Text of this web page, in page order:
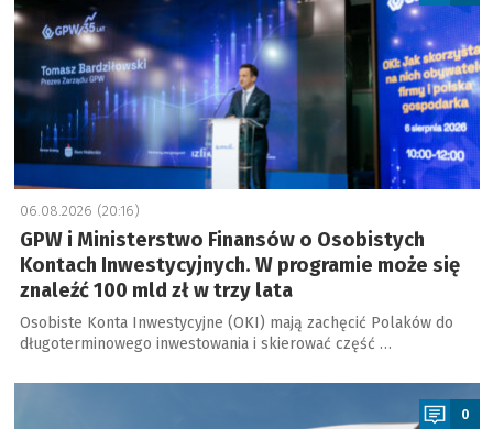
06.08.2026 (20:16)
GPW i Ministerstwo Finansów o Osobistych
Kontach Inwestycyjnych. W programie może się
znaleźć 100 mld zł w trzy lata
Osobiste Konta Inwestycyjne (OKI) mają zachęcić Polaków do
długoterminowego inwestowania i skierować część …
a
0